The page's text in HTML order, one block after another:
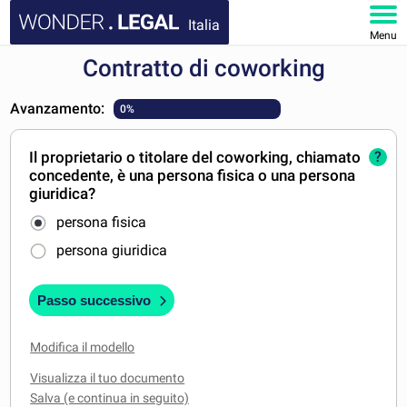
Italia
Menu
HOMEPAGE
DOCUMENTI
FAQ
IL MIO ACCOUNT
Contratto di coworking
Avanzamento: 0%
Il proprietario o titolare del coworking, chiamato
concedente, è una persona fisica o una persona
giuridica?
persona fisica
persona giuridica
?
Passo successivo
Modifica il modello
Visualizza il tuo documento